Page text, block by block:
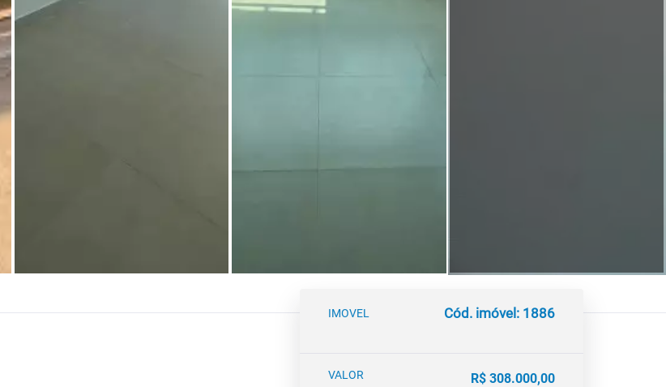
IMOVEL Cód. imóvel: 1886
VALOR R$ 308.000,00